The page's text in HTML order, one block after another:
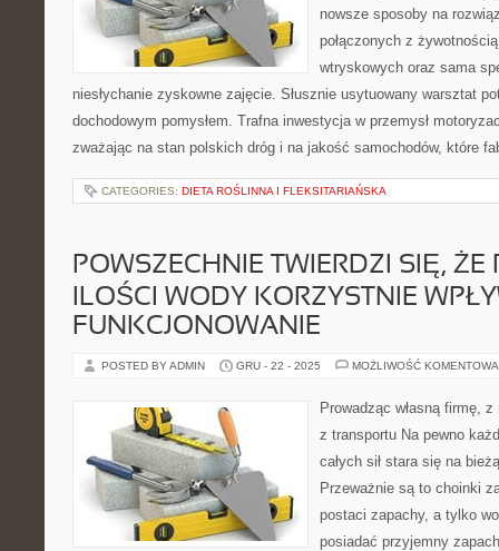
nowsze sposoby na
połączonych z
wtryskowych oraz sama
niesłychanie zyskowne zajęcie. Słusznie usytuowany warsztat
dochodowym pomysłem. Trafna inwestycja w przemysł
zważając na stan polskich dróg i na jakość samochodów, które
CATEGORIES: DIETA ROŚLINNA I FLEKSITARIAŃSKA
POWSZECHNIE TWIERDZI SIĘ, ŻE
ILOŚCI WODY KORZYSTNIE
FUNKCJONOWANIE
POSTED BY ADMIN GRU - 22 - 2025 MOŻLIWOŚĆ
Prowadząc własną firmę,
z transportu Na pewno
całych sił stara się na
Przeważnie są to choinki
postaci zapachy, a tylko
posiadać przyjemny